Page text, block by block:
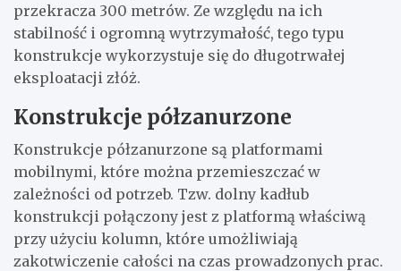
przekracza 300 metrów. Ze względu na ich
stabilność i ogromną wytrzymałość, tego typu
konstrukcje wykorzystuje się do długotrwałej
eksploatacji złóż.
Konstrukcje półzanurzone
Konstrukcje półzanurzone są platformami
mobilnymi, które można przemieszczać w
zależności od potrzeb. Tzw. dolny kadłub
konstrukcji połączony jest z platformą właściwą
przy użyciu kolumn, które umożliwiają
zakotwiczenie całości na czas prowadzonych prac.